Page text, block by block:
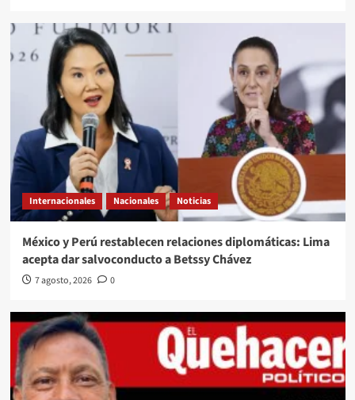
Internacionales Nacionales Noticias
México y Perú restablecen relaciones diplomáticas: Lima
acepta dar salvoconducto a Betssy Chávez
7 agosto, 2026 0